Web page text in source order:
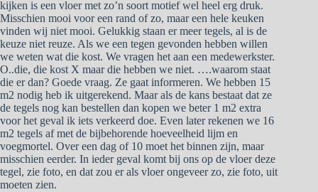
kijken is een vloer met zo’n soort motief wel heel erg druk.
Misschien mooi voor een rand of zo, maar een hele keuken
vinden wij niet mooi. Gelukkig staan er meer tegels, al is de
keuze niet reuze. Als we een tegen gevonden hebben willen
we weten wat die kost. We vragen het aan een medewerkster.
O..die, die kost X maar die hebben we niet. ….waarom staat
die er dan? Goede vraag. Ze gaat informeren. We hebben 15
m2 nodig heb ik uitgerekend. Maar als de kans bestaat dat ze
de tegels nog kan bestellen dan kopen we beter 1 m2 extra
voor het geval ik iets verkeerd doe. Even later rekenen we 16
m2 tegels af met de bijbehorende hoeveelheid lijm en
voegmortel. Over een dag of 10 moet het binnen zijn, maar
misschien eerder. In ieder geval komt bij ons op de vloer deze
tegel, zie foto, en dat zou er als vloer ongeveer zo, zie foto, uit
moeten zien.